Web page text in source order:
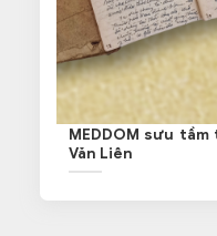
MEDDOM sưu
Văn Liên